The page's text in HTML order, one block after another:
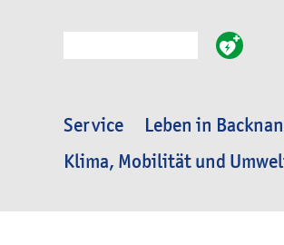
Service Leben in
Klima, Mobilität und